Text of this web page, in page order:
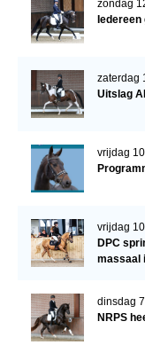
zondag
zaterdag
Uitslag
vrijdag
vrijdag
DPC
massaal
dinsdag
NRPS